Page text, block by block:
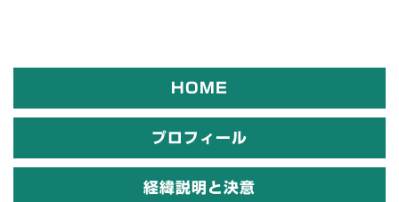
HOME
プロフィール
経緯説明と決意